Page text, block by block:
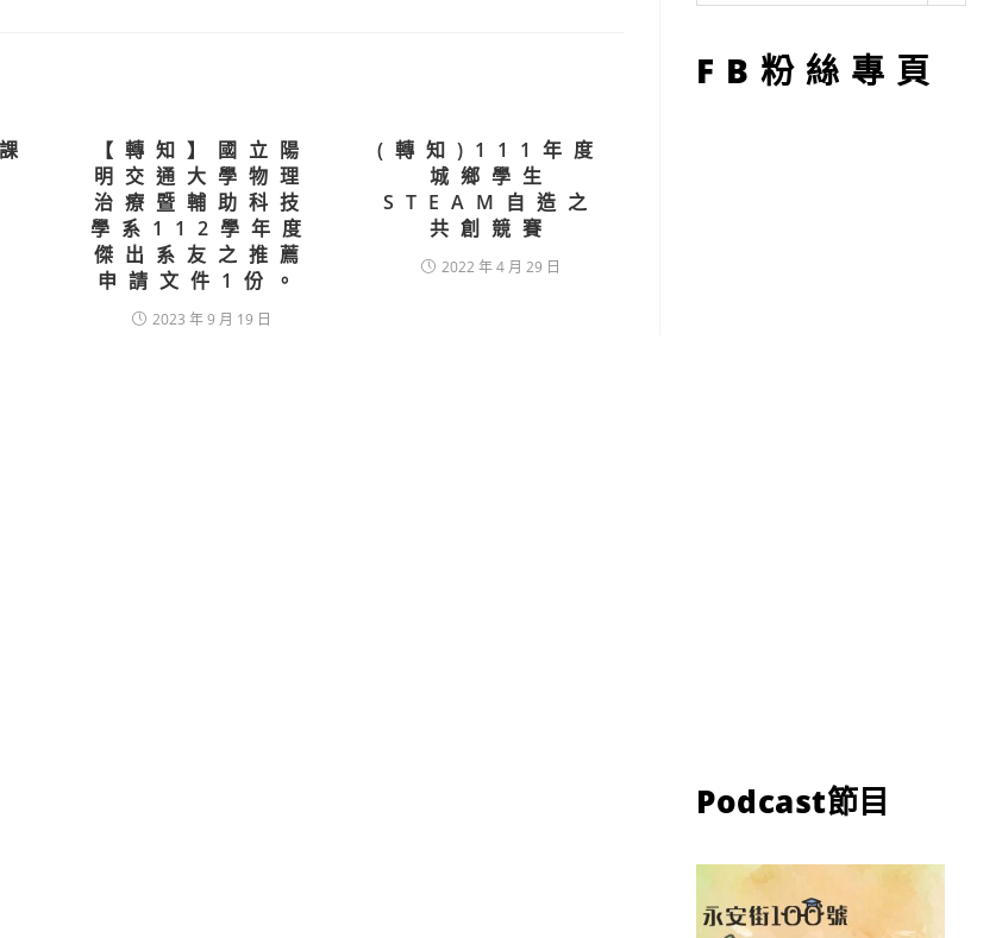
【轉知】國立陽
明交通大學物理
治療暨輔助科技
學系112學年度
傑出系友之推薦
申請文件1份。
2023 年 9 月 19 日
(轉知)111年度
城鄉學生
STEAM自造之
共創競賽
2022 年 4 月 29 日
型
FB粉絲專頁
Podcast節目